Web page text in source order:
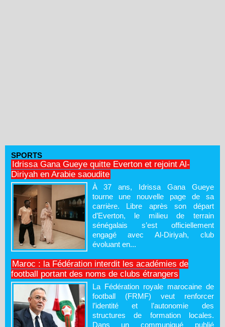
SPORTS
Idrissa Gana Gueye quitte Everton et rejoint Al-
Diriyah en Arabie saoudite
À 37 ans, Idrissa Gana Gueye
tourne une nouvelle page de sa
carrière. Libre après son départ
d’Everton, le milieu de terrain
sénégalais s’est officiellement
engagé avec Al-Diriyah, club
évoluant en...
Maroc : la Fédération interdit les académies de
football portant des noms de clubs étrangers
La Fédération royale marocaine de
football (FRMF) veut renforcer
l’identité et l’autonomie des
structures de formation locales.
Dans un communiqué publié